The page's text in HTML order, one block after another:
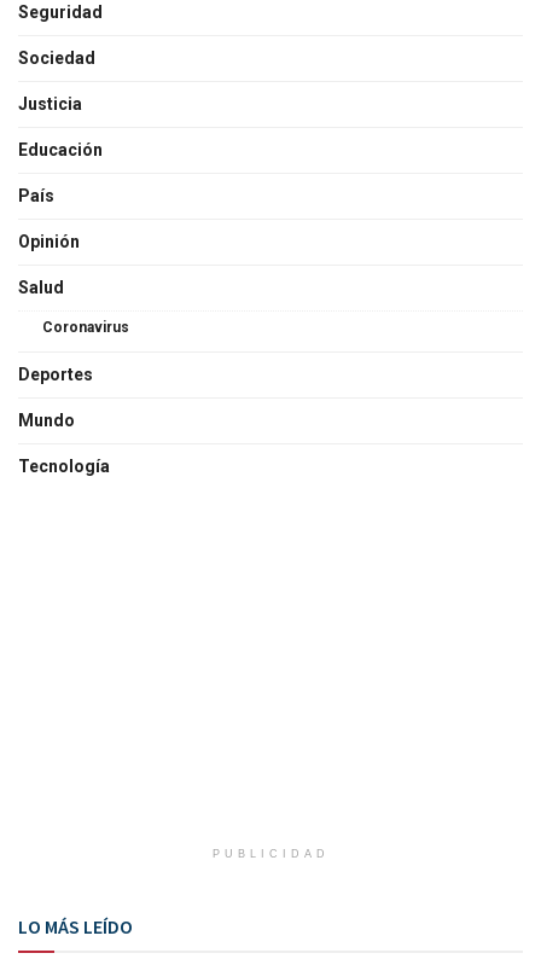
Seguridad
Sociedad
Justicia
Educación
País
Opinión
Salud
Coronavirus
Deportes
Mundo
Tecnología
PUBLICIDAD
LO MÁS LEÍDO